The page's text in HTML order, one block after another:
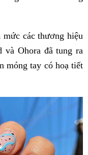
các thương hiệu
Ohora đã tung ra
móng tay có hoạ tiết